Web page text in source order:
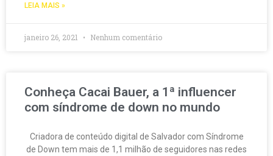
LEIA MAIS »
janeiro 26, 2021 Nenhum comentário
Conheça Cacai Bauer, a 1ª influencer
com síndrome de down no mundo
Criadora de conteúdo digital de Salvador com Síndrome
de Down tem mais de 1,1 milhão de seguidores nas redes